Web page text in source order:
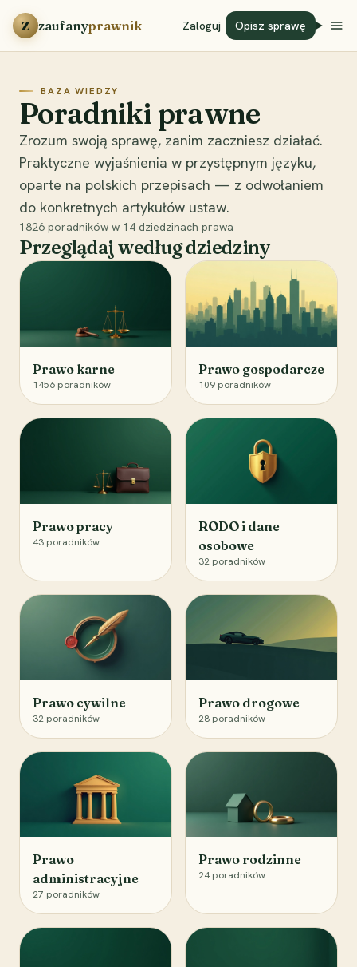
Przejdź do treści
Z zaufanyprawnik Zaloguj Opisz sprawę
BAZA WIEDZY
Poradniki prawne
Zrozum swoją sprawę, zanim zaczniesz działać.
Praktyczne wyjaśnienia w przystępnym języku,
oparte na polskich przepisach — z odwołaniem
do konkretnych artykułów ustaw.
1826 poradników w 14 dziedzinach prawa
Przeglądaj według dziedziny
Prawo karne
1456 poradników
Prawo gospodarcze
109 poradników
Prawo pracy
43 poradników
RODO i dane
osobowe
32 poradników
Prawo cywilne
32 poradników
Prawo drogowe
28 poradników
Prawo
administracyjne
27 poradników
Prawo rodzinne
24 poradników